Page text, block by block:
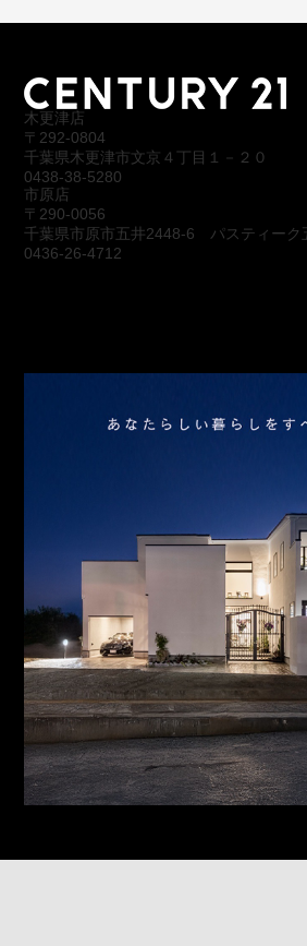
木更津店
〒292-0804
千葉県木更津市文京４丁目１－２０
0438-38-5280
市原店
〒290-0056
千葉県市原市五井2448-6 パスティーク
0436-26-4712